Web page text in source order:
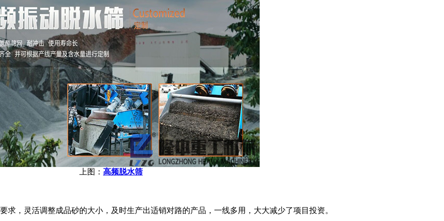
上图： 高频脱水筛
，灵活调整成品砂的大小，及时生产出适销对路的产品，一线多用，大大减少了项目投资。